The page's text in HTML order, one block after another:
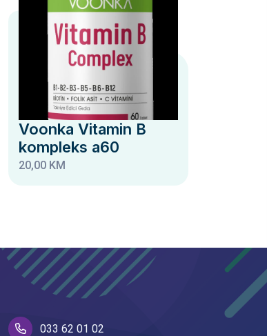
Voonka Vitamin B
kompleks a60
20,00 KM
033 62 01 02